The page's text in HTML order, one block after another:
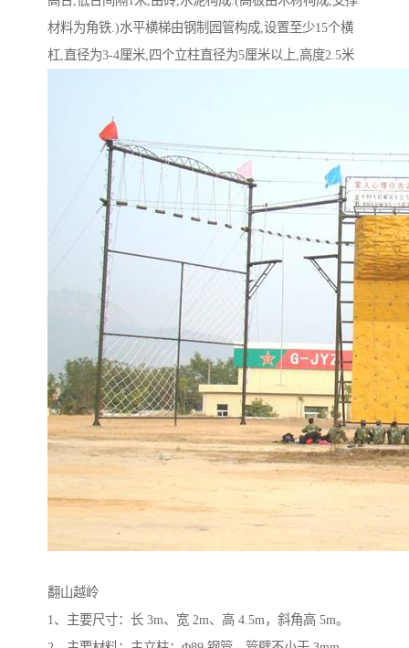
材料为角铁.)水平横梯由钢制园管构成,设置至少15个横
杠,直径为3-4厘米,四个立柱直径为5厘米以上,高度2.5米
翻山越岭
1、主要尺寸：长 3m、宽 2m、高 4.5m，斜角高 5m。